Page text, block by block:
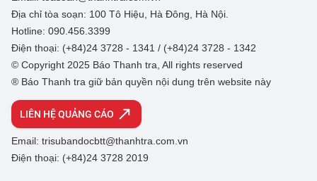
Địa chỉ tòa soạn: 100 Tô Hiệu, Hà Đông, Hà Nội.
Hotline: 090.456.3399
Điện thoại: (+84)24 3728 - 1341 / (+84)24 3728 - 1342
© Copyright 2025 Báo Thanh tra, All rights reserved
® Báo Thanh tra giữ bản quyền nội dung trên website này
LIÊN HỆ QUẢNG CÁO
Email: trisubandocbtt@thanhtra.com.vn
Điện thoại: (+84)24 3728 2019